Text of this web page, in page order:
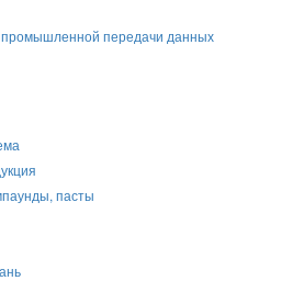
передачи данных
пасты